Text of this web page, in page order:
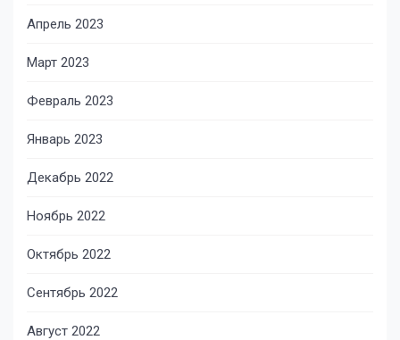
Апрель 2023
Март 2023
Февраль 2023
Январь 2023
Декабрь 2022
Ноябрь 2022
Октябрь 2022
Сентябрь 2022
Август 2022